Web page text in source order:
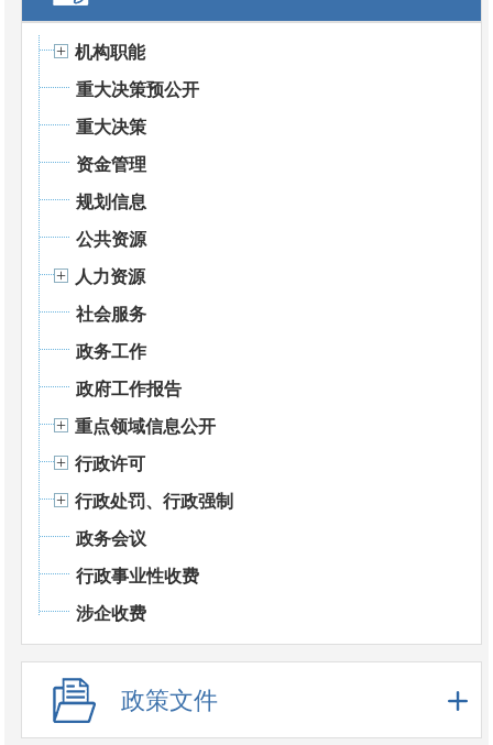
机构职能
重大决策预公开
重大决策
资金管理
规划信息
公共资源
人力资源
社会服务
政务工作
政府工作报告
重点领域信息公开
行政许可
行政处罚、行政强制
政务会议
行政事业性收费
涉企收费
政策文件